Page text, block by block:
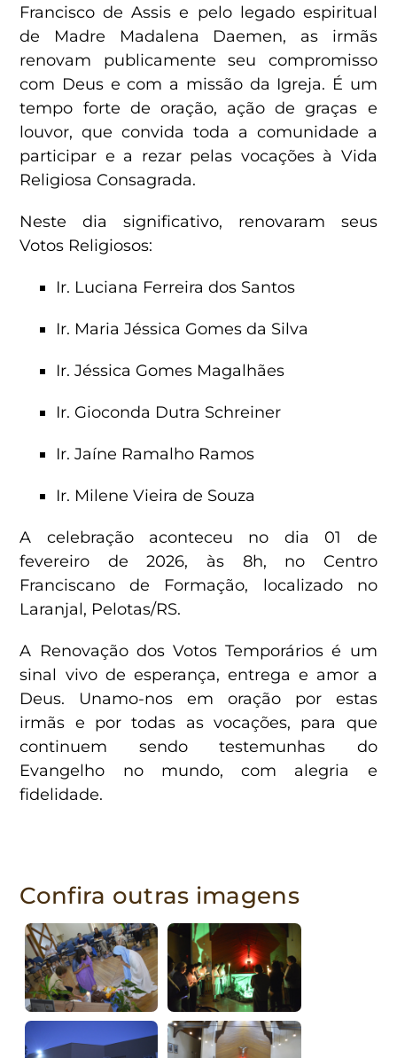
Francisco de Assis e pelo legado espiritual
de Madre Madalena Daemen, as irmãs
renovam publicamente seu compromisso
com Deus e com a missão da Igreja. É um
tempo forte de oração, ação de graças e
louvor, que convida toda a comunidade a
participar e a rezar pelas vocações à Vida
Religiosa Consagrada.
Neste dia significativo, renovaram seus
Votos Religiosos:
Ir. Luciana Ferreira dos Santos
Ir. Maria Jéssica Gomes da Silva
Ir. Jéssica Gomes Magalhães
Ir. Gioconda Dutra Schreiner
Ir. Jaíne Ramalho Ramos
Ir. Milene Vieira de Souza
A celebração aconteceu no dia 01 de
fevereiro de 2026, às 8h, no Centro
Franciscano de Formação, localizado no
Laranjal, Pelotas/RS.
A Renovação dos Votos Temporários é um
sinal vivo de esperança, entrega e amor a
Deus. Unamo-nos em oração por estas
irmãs e por todas as vocações, para que
continuem sendo testemunhas do
Evangelho no mundo, com alegria e
fidelidade.
Confira outras imagens